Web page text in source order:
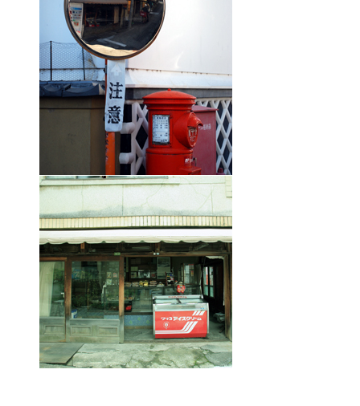
外湯と祭り案内
文学文化財案内
浅間温泉観光協会会員一覧
浅間温泉写真館
昔の浅間温泉
浅間温泉の宝
コンベンションガイド
浅間温泉文化センター
アクセス